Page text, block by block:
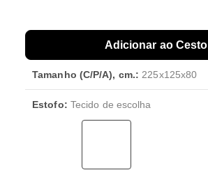
Tamanho (C/P/A), cm.: 225x125x80
Estofo: Tecido de escolha
Adicionar ao Cesto